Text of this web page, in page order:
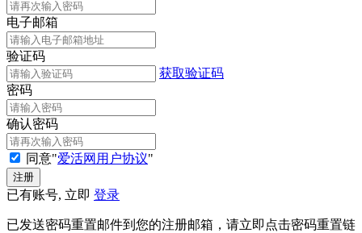
电子邮箱
验证码
获取验证码
密码
确认密码
同意"爱活网用户协议"
已有账号, 立即 登录
已发送密码重置邮件到您的注册邮箱，请立即点击密码重置链